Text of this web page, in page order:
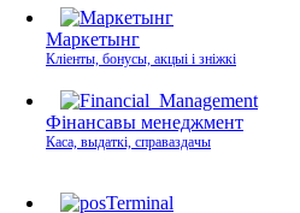
Маркетынг
Кліенты, бонусы, акцыі і зніжкі
Фінансавы менеджмент
Каса, выдаткі, справаздачы